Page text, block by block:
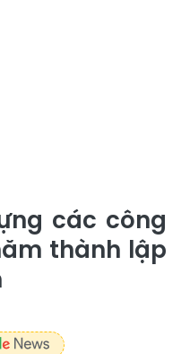
các công
thành lập